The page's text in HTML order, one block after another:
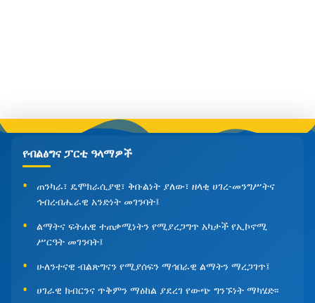
የብልፅግና ፓርቲ ዓላማዎች
ጠንካራ፣ ዴሞክራሲያዊ፣ ቅቡልነት ያለው፣ ዘላቂ ሀገረ-መንግሥትና
ኅብረብሔራዊ አንድነት መገንባት፤
ልማትና ፍትሐዊ ተጠቃሚነትን የሚያረጋግጥ አካታች የኢኮኖሚ
ሥርዓት መገንባት፤
ሁለንተናዊ ብልጽግናን የሚያሰፍን ማኅበራዊ ልማትን ማረጋገጥ፤
ሀገራዊ ክብርንና ጥቅምን ማዕከል ያደረገ የውጭ ግንኙነት ማካሄድ፡፡